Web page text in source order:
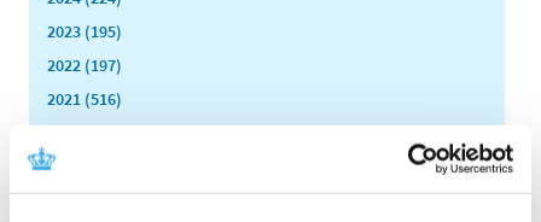
2023 (195)
2022 (197)
2021 (516)
2020 (263)
2019 (159)
2018 (150)